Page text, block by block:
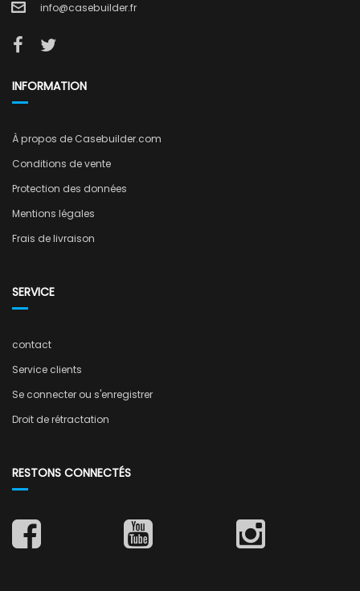
info@casebuilder.fr
INFORMATION
À propos de Casebuilder.com
Conditions de vente
Protection des données
Mentions légales
Frais de livraison
SERVICE
contact
Service clients
Se connecter ou s'enregistrer
Droit de rétractation
RESTONS CONNECTÉS